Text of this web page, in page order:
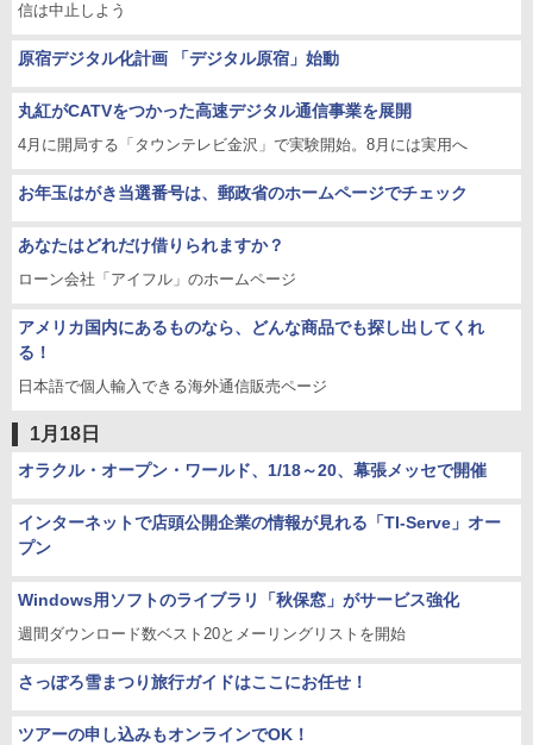
信は中止しよう
原宿デジタル化計画 「デジタル原宿」始動
丸紅がCATVをつかった高速デジタル通信事業を展開
4月に開局する「タウンテレビ金沢」で実験開始。8月には実用へ
お年玉はがき当選番号は、郵政省のホームページでチェック
あなたはどれだけ借りられますか？
ローン会社「アイフル」のホームページ
アメリカ国内にあるものなら、どんな商品でも探し出してくれ
る！
日本語で個人輸入できる海外通信販売ページ
1月18日
オラクル・オープン・ワールド、1/18～20、幕張メッセで開催
インターネットで店頭公開企業の情報が見れる「TI-Serve」オー
プン
Windows用ソフトのライブラリ「秋保窓」がサービス強化
週間ダウンロード数ベスト20とメーリングリストを開始
さっぽろ雪まつり旅行ガイドはここにお任せ！
ツアーの申し込みもオンラインでOK！